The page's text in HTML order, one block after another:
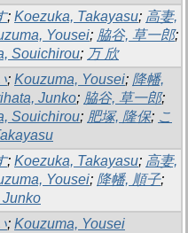
; Koezuka, Takayasu; 高妻,
Yousei; 脇谷, 草一郎;
Souichirou; 万 欣
; Kouzuma, Yousei; 降幡,
Junko; 脇谷, 草一郎;
Souichirou; 肥塚, 隆保; こ
; Koezuka, Takayasu; 高妻,
Yousei; 降幡, 順子;
; Kouzuma, Yousei